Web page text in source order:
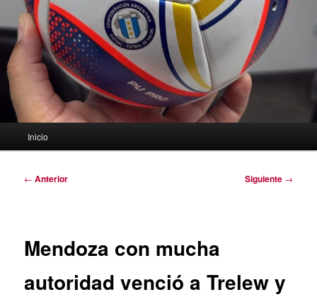
Inicio
Navegación
← Anterior Siguiente →
Mendoza con mucha
autoridad venció a Trelew y